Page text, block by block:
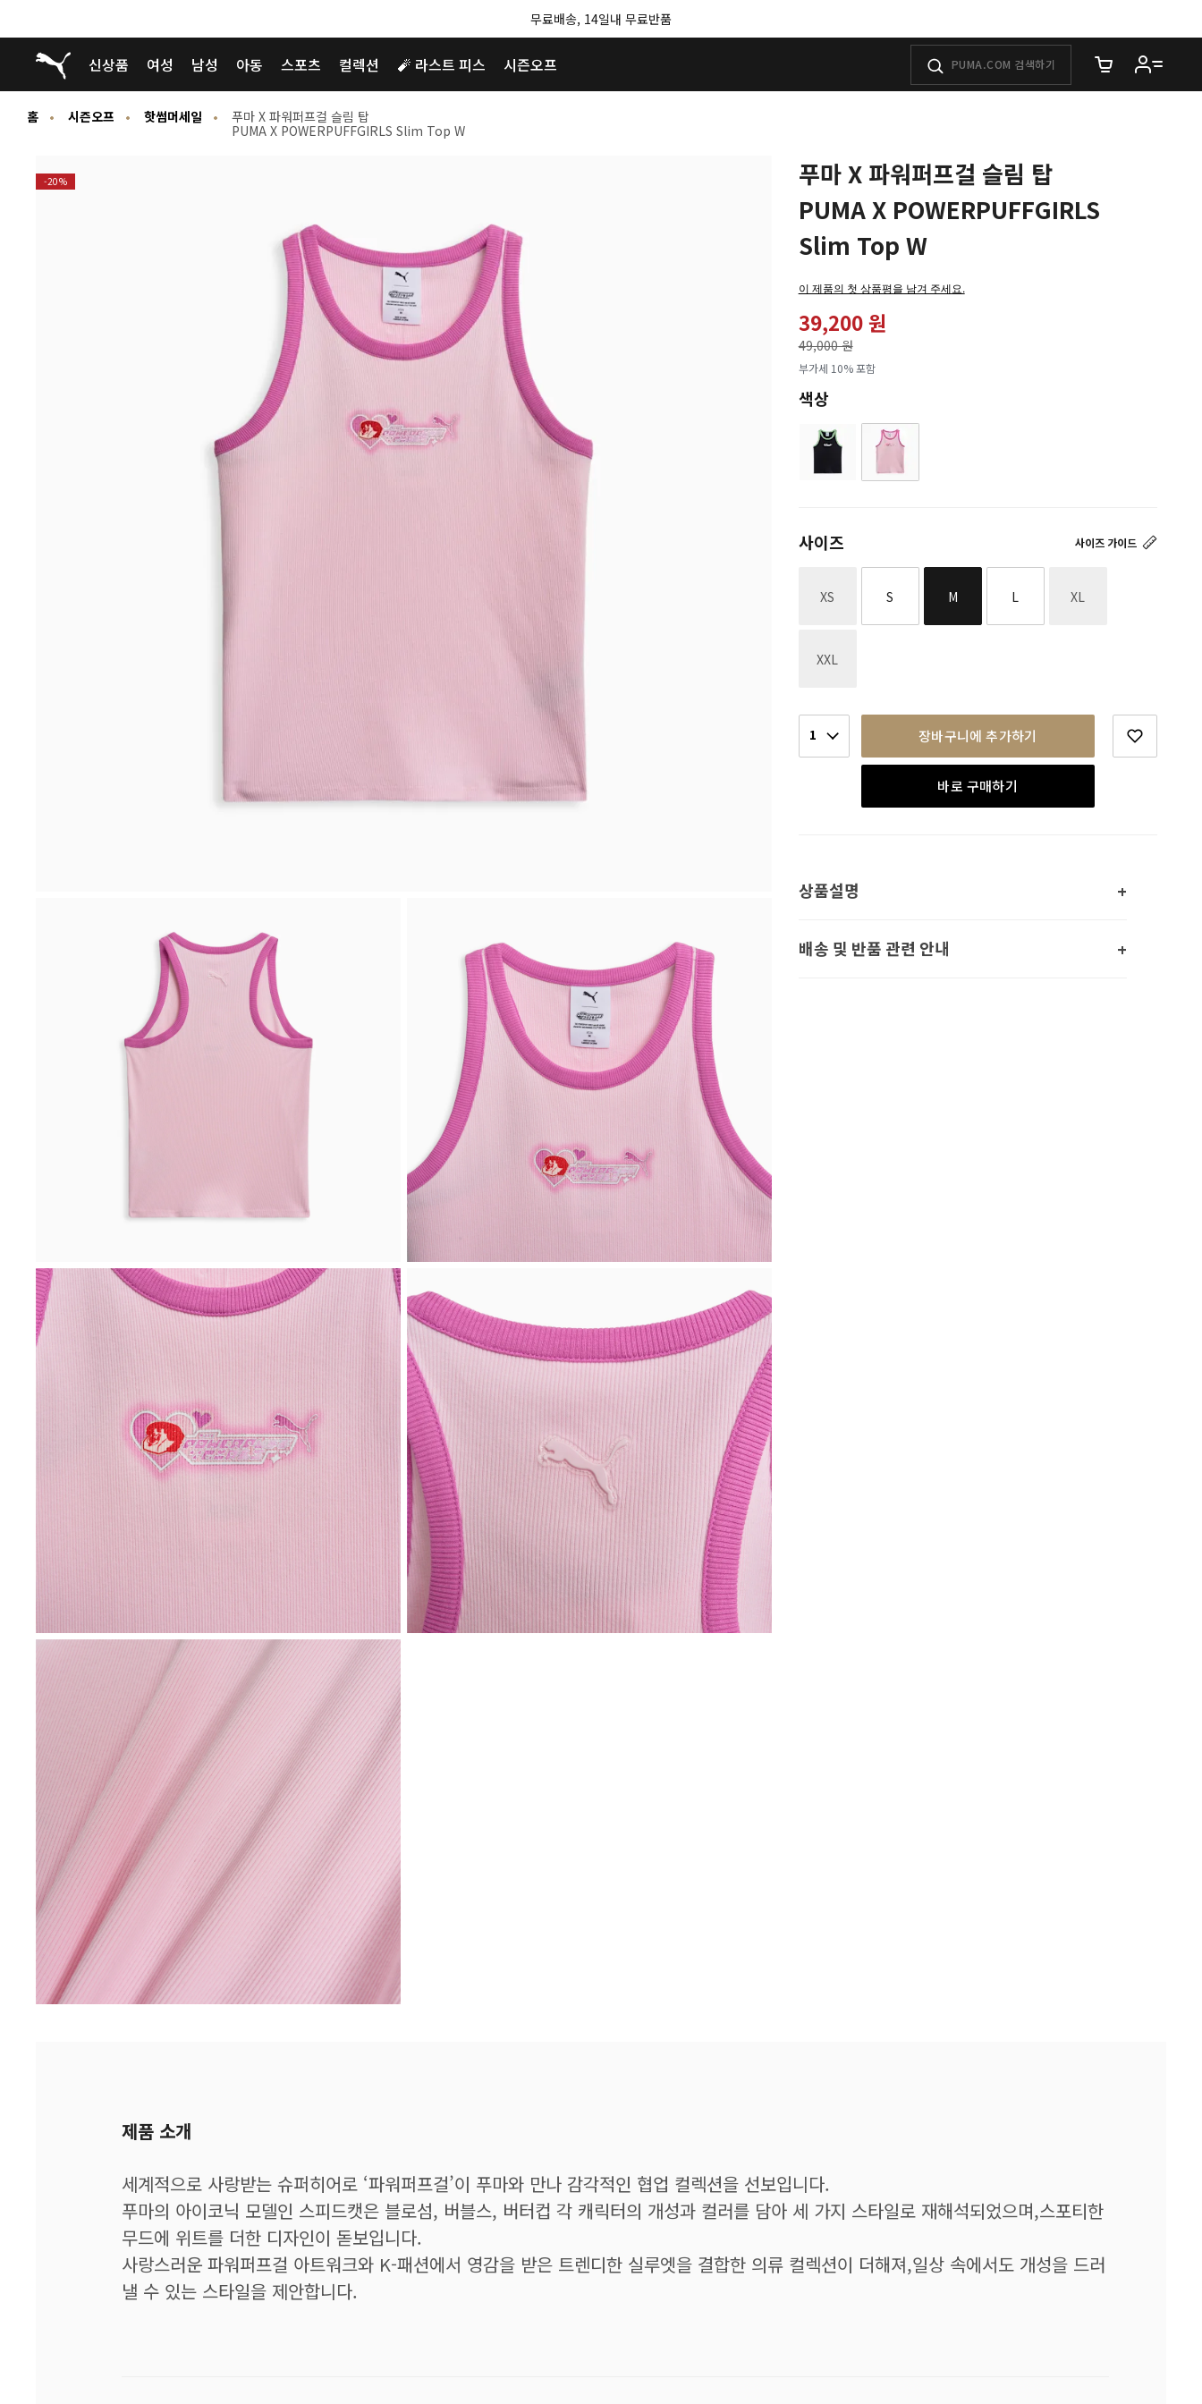
무료배송, 14일내 무료반품
푸마 홈
신상품 여성 남성 아동 스포츠 컬렉션 🧨 라스트 피스 시즌오프 장바구니에 담은
홈 시즌오프 핫썸머세일
푸마 X 파워퍼프걸 슬림 탑
PUMA X POWERPUFFGIRLS Slim Top W
-20%
푸마 X 파워퍼프걸 슬림 탑
PUMA X POWERPUFFGIRLS
Slim Top W
이 제품의 첫 상품평을 남겨 주세요.
39,200 원
49,000 원
로
부가세 10% 포함
색상
사이즈 가이드
사이즈
XS S M L XL
XXL
1 장바구니에 추가하기
바로 구매하기
상품설명
배송 및 반품 관련 안내
제품 소개
세계적으로 사랑받는 슈퍼히어로 ‘파워퍼프걸’이 푸마와 만나 감각적인 협업 컬렉션을 선보입니다.
푸마의 아이코닉 모델인 스피드캣은 블로섬, 버블스, 버터컵 각 캐릭터의 개성과 컬러를 담아 세 가지 스타일로 재해석되었으며,스포티한
무드에 위트를 더한 디자인이 돋보입니다.
사랑스러운 파워퍼프걸 아트워크와 K-패션에서 영감을 받은 트렌디한 실루엣을 결합한 의류 컬렉션이 더해져,일상 속에서도 개성을 드러
낼 수 있는 스타일을 제안합니다.